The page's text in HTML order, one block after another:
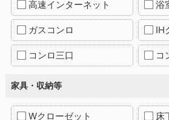
高速インターネット 浴
ガスコンロ IH
コンロ三口 コ
家具・収納等
Wクローゼット 床